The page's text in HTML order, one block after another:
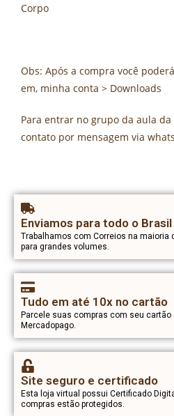
Corpo
Obs: Após a compra você
em, minha conta > Downloads
Para entrar no grupo da aula
contato por mensagem via
Enviamos para todo o Brasil
Trabalhamos com Correios na maioria
para grandes volumes.
Tudo em até 10x no cartão
Parcele suas compras com seu
Mercadopago.
Site seguro e certificado
Esta loja virtual possui Certificado
compras estão protegidos.